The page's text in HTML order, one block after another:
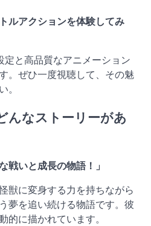
ルアクションを体験してみ
定と高品質なアニメーション
。ぜひ一度視聴して、その魅
。
んなストーリーがあ
戦いと成長の物語！」
獣に変身する力を持ちながら
夢を追い続ける物語です。彼
的に描かれています。